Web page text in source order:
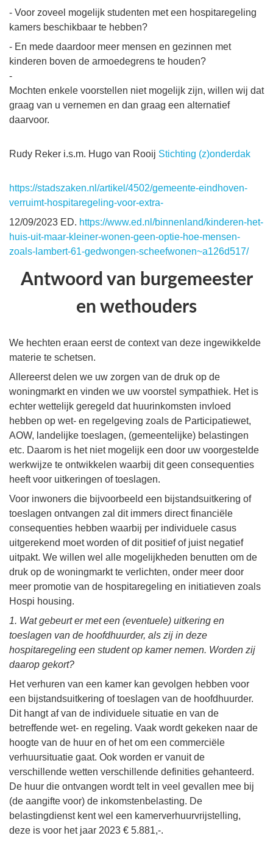
- Voor zoveel mogelijk studenten met een hospitaregeling
kamers beschikbaar te hebben?
- En mede daardoor meer mensen en gezinnen met
kinderen boven de armoedegrens te houden?
-
Mochten enkele voorstellen niet mogelijk zijn, willen wij dat
graag van u vernemen en dan graag een alternatief
daarvoor.
Rudy Reker i.s.m. Hugo van Rooij Stichting (z)onderdak
https://stadszaken.nl/artikel/4502/gemeente-eindhoven-
verruimt-hospitaregeling-voor-extra-
12/09/2023 ED. https://www.ed.nl/binnenland/kinderen-het-
huis-uit-maar-kleiner-wonen-geen-optie-hoe-mensen-
zoals-lambert-61-gedwongen-scheefwonen~a126d517/
Antwoord van burgemeester
en wethouders
We hechten eraan eerst de context van deze ingewikkelde
materie te schetsen.
Allereerst delen we uw zorgen van de druk op de
woningmarkt en vinden we uw voorstel sympathiek. Het is
echter wettelijk geregeld dat huurinkomsten invloed
hebben op wet- en regelgeving zoals de Participatiewet,
AOW, landelijke toeslagen, (gemeentelijke) belastingen
etc. Daarom is het niet mogelijk een door uw voorgestelde
werkwijze te ontwikkelen waarbij dit geen consequenties
heeft voor uitkeringen of toeslagen.
Voor inwoners die bijvoorbeeld een bijstandsuitkering of
toeslagen ontvangen zal dit immers direct financiële
consequenties hebben waarbij per individuele casus
uitgerekend moet worden of dit positief of juist negatief
uitpakt. We willen wel alle mogelijkheden benutten om de
druk op de woningmarkt te verlichten, onder meer door
meer promotie van de hospitaregeling en initiatieven zoals
Hospi housing.
1. Wat gebeurt er met een (eventuele) uitkering en
toeslagen van de hoofdhuurder, als zij in deze
hospitaregeling een student op kamer nemen. Worden zij
daarop gekort?
Het verhuren van een kamer kan gevolgen hebben voor
een bijstandsuitkering of toeslagen van de hoofdhuurder.
Dit hangt af van de individuele situatie en van de
betreffende wet- en regeling. Vaak wordt gekeken naar de
hoogte van de huur en of het om een commerciële
verhuursituatie gaat. Ook worden er vanuit de
verschillende wetten verschillende definities gehanteerd.
De huur die ontvangen wordt telt in veel gevallen mee bij
(de aangifte voor) de inkomstenbelasting. De
belastingdienst kent wel een kamerverhuurvrijstelling,
deze is voor het jaar 2023 € 5.881,-.